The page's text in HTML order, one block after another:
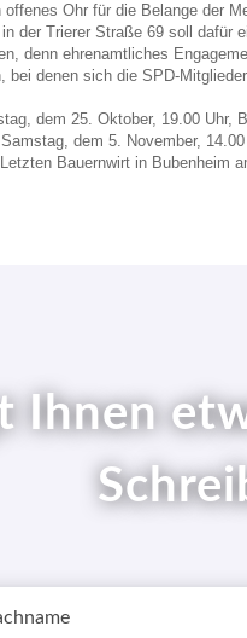
Ohr für die Belange der
der Trierer Straße 69 soll dafür
denn ehrenamtliches
bei denen sich die SPD-
dem 25. Oktober, 19.00 Uhr,
dem 5. November,
Bauernwirt in Bubenheim
Ihnen